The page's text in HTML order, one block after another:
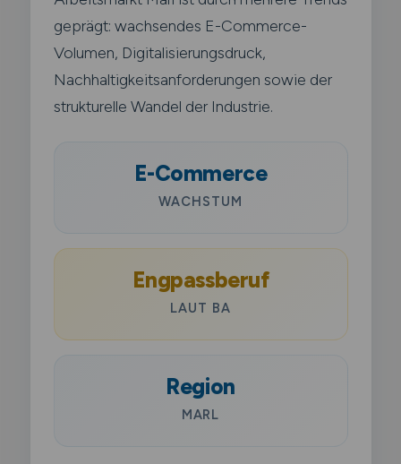
geprägt: wachsendes E-Commerce-
Volumen, Digitalisierungsdruck,
Nachhaltigkeitsanforderungen sowie der
strukturelle Wandel der Industrie.
E-Commerce
WACHSTUM
Engpassberuf
LAUT BA
Region
MARL